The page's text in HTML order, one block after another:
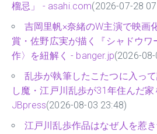
榴忌」 - asahi.com(2026-07-28
吉岡里帆×奈緒のW主演で映画
賞・佐野広実が描く『シャドウ
作〉を紐解く - banger.jp(2026-
乱歩が執筆したこたつに入っ
し魔・江戸川乱歩が31年住んだ家
JBpress(2026-08-03 23:48)
江戸川乱歩作品はなぜ人を惹